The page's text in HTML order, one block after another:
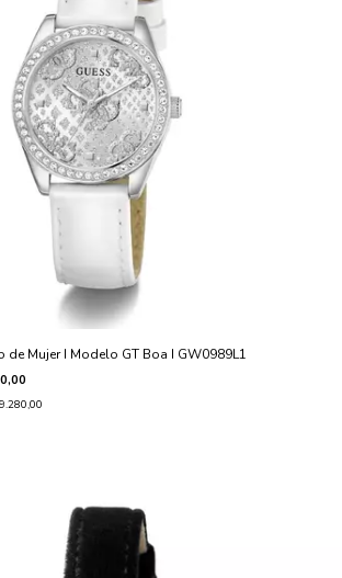
Mujer I Modelo GT Boa I GW0989L1